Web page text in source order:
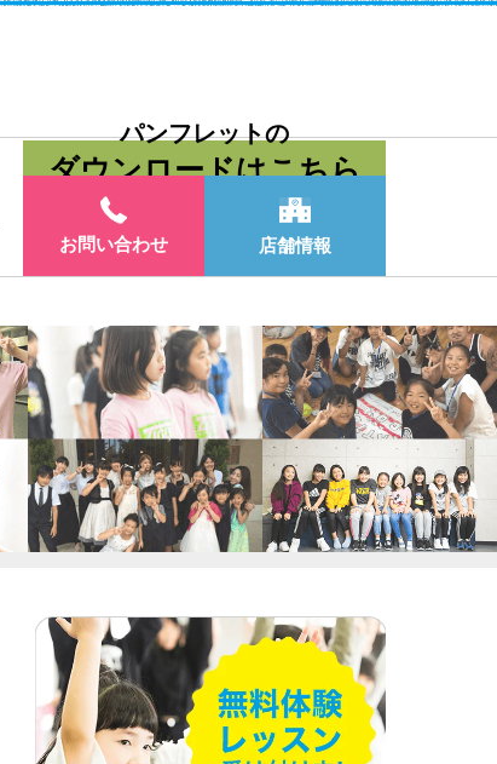
パンフレットの
ダウンロードはこちら
お問い合わせ 店舗情報